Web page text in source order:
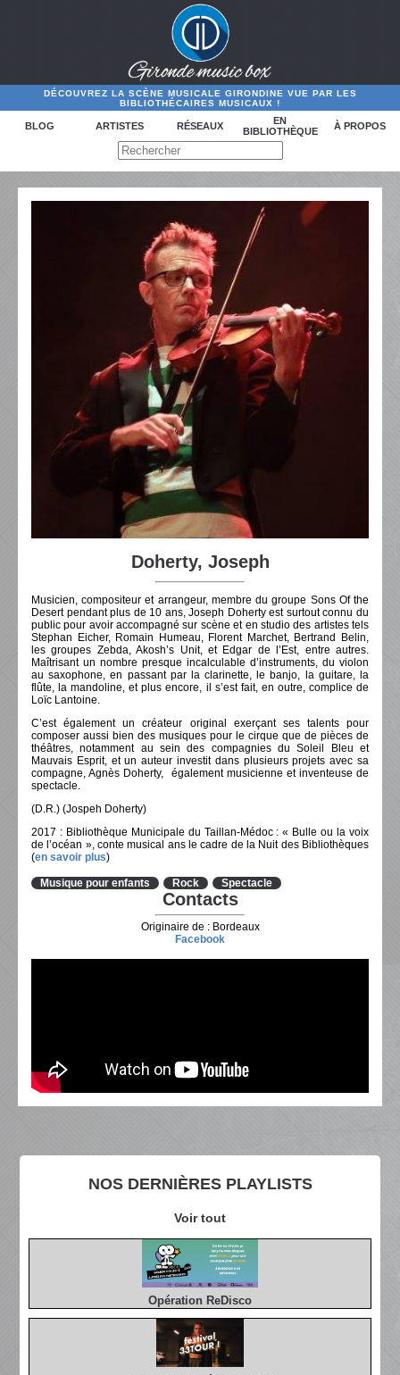
DÉCOUVREZ LA SCÈNE MUSICALE GIRONDINE VUE PAR LES
BIBLIOTHÉCAIRES MUSICAUX !
BLOG ARTISTES RÉSEAUX
EN
BIBLIOTHÈQUE
À PROPOS
NOS DERNIÈRES PLAYLISTS
Voir tout
Opération ReDisco
Doherty, Joseph
Musicien, compositeur et arrangeur, membre du groupe Sons Of the
Desert pendant plus de 10 ans, Joseph Doherty est surtout connu du
public pour avoir accompagné sur scène et en studio des artistes tels
Stephan Eicher, Romain Humeau, Florent Marchet, Bertrand Belin,
les groupes Zebda, Akosh’s Unit, et Edgar de l’Est, entre autres.
Maîtrisant un nombre presque incalculable d’instruments, du violon
au saxophone, en passant par la clarinette, le banjo, la guitare, la
flûte, la mandoline, et plus encore, il s’est fait, en outre, complice de
Loïc Lantoine.
C’est également un créateur original exerçant ses talents pour
composer aussi bien des musiques pour le cirque que de pièces de
théâtres, notamment au sein des compagnies du Soleil Bleu et
Mauvais Esprit, et un auteur investit dans plusieurs projets avec sa
compagne, Agnès Doherty, également musicienne et inventeuse de
spectacle.
(D.R.) (Jospeh Doherty)
2017 : Bibliothèque Municipale du Taillan-Médoc : « Bulle ou la voix
de l’océan », conte musical ans le cadre de la Nuit des Bibliothèques
(en savoir plus)
Musique pour enfants Rock Spectacle
Contacts
Originaire de : Bordeaux
Facebook